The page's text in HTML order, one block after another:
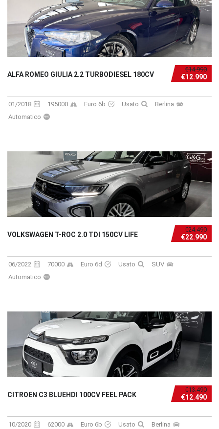
€14.990
€12.990
ALFA ROMEO GIULIA 2.2 TURBODIESEL 180CV
01/2018 195000 Euro 6b Usato
Berlina
Automatico
€24.490
€22.990
VOLKSWAGEN T-ROC 2.0 TDI 150CV LIFE
06/2022 70000 Euro 6d Usato
SUV
Automatico
€13.490
€12.490
CITROEN C3 BLUEHDI 100CV FEEL PACK
10/2020 62000 Euro 6b Usato
Berlina